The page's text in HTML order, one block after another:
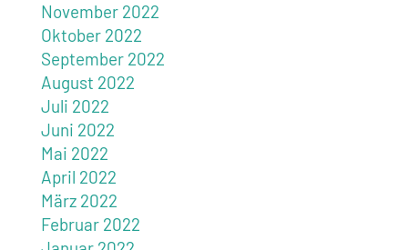
November 2022
Oktober 2022
September 2022
August 2022
Juli 2022
Juni 2022
Mai 2022
April 2022
März 2022
Februar 2022